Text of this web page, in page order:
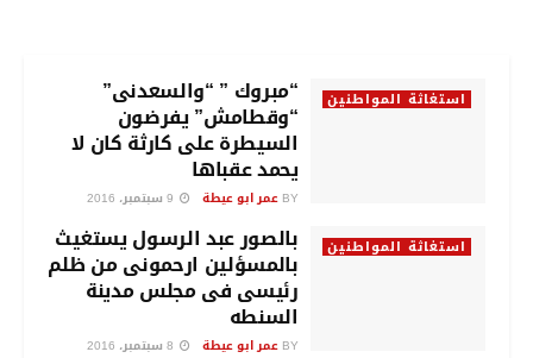
استغاثة المواطنين “مبروك ” “والسعدنى”
“وقطامش” يفرضون
السيطرة على كارثة كان لا
يحمد عقباها
BY عمر ابو عيطة
استغاثة المواطنين بالصور عبد الرسول يستغيث
بالمسؤلين ارحمونى من ظلم
رئيسى فى مجلس مدينة
السنطه
BY عمر ابو عيطة